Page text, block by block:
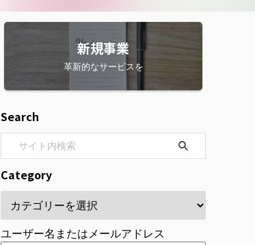
新規事業
革新的なサービスを
Search
Category
ユーザー名またはメールアドレス